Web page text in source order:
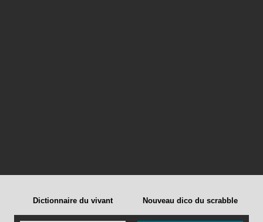
Dictionnaire du vivant Nouveau dico du scrabble